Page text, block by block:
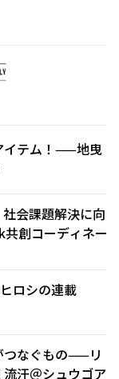
イテム！——地曳
会課題解決に向
創コーディネー
ロシの連載
つなぐもの——リ
汗＠シュウゴア